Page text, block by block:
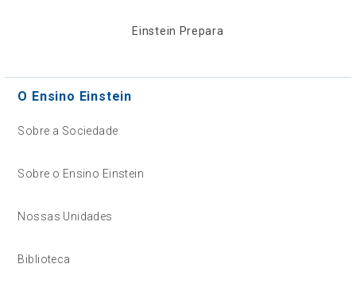
Einstein Prepara
O Ensino Einstein
Sobre a Sociedade
Sobre o Ensino Einstein
Nossas Unidades
Biblioteca